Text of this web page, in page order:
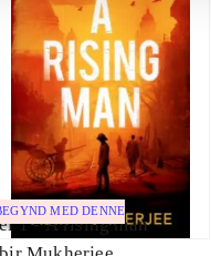
MED DENNE
1 -A rising man